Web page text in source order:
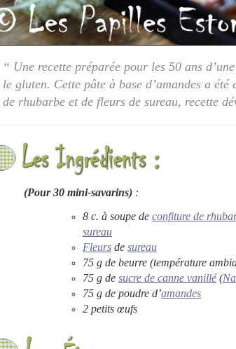
“ Une recette préparée pour les 50 ans
le gluten. Cette pâte à base d’amandes a
de rhubarbe et de fleurs de sureau, recette
(Pour 30 mini-savarins) :
8 c. à soupe de confiture de
sureau
Fleurs de sureau
75 g de beurre (température
75 g de sucre de canne vanillé(
75 g de poudre d’amandes
2 petits œufs